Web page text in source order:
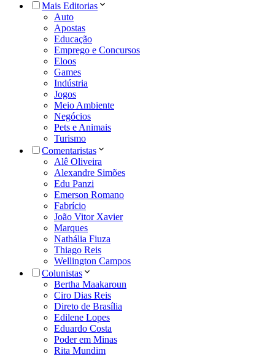
Mais Editorias
Auto
Apostas
Educação
Emprego e Concursos
Eloos
Games
Indústria
Jogos
Meio Ambiente
Negócios
Pets e Animais
Turismo
Comentaristas
Alê Oliveira
Alexandre Simões
Edu Panzi
Emerson Romano
Fabrício
João Vitor Xavier
Marques
Nathália Fiuza
Thiago Reis
Wellington Campos
Colunistas
Bertha Maakaroun
Ciro Dias Reis
Direto de Brasília
Edilene Lopes
Eduardo Costa
Poder em Minas
Rita Mundim